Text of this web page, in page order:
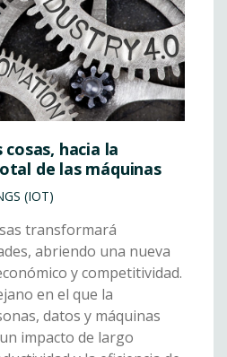
hacia la
de las máquinas
(IOT)
transformará
abriendo una nueva
y competitividad.
en el que la
datos y máquinas
impacto de largo